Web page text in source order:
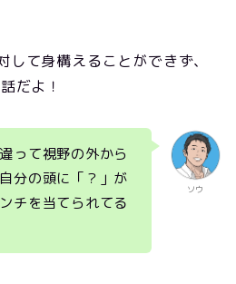
て身構えることができず、
だよ！
ソウ
って視野の外から
分の頭に「？」が
チを当てられてる